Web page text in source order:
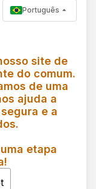
Português
site de
do comum.
de uma
ajuda a
e a
etapa